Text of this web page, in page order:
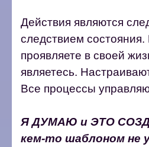
Действия являются
следствием
проявляете в своей
являетесь.
Все процессы
Я ДУМАЮ и ЭТО
кем-то шаблоном не